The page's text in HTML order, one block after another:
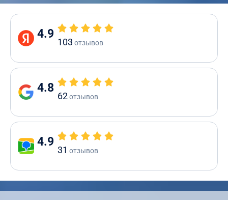
4.9
103 отзывов
4.8
62отзывов
4.9
31 отзывов